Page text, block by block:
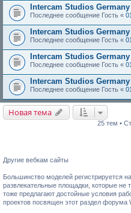
Intercam Studios
Последнее сообщение Гость «
Intercam Studios
Последнее сообщение Гость «
Intercam Studios
Последнее сообщение Гость «
Intercam Studios
Последнее сообщение Гость «
Новая тема
25 тем •
Другие вебкам сайты
Большинство моделей регистрируется
развлекательные площадки, которые не
тоже предлагают достойные условия
проектов посвящен этот раздел форума